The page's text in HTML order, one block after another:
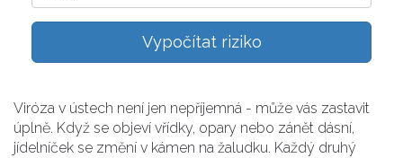
Vypočítat riziko
Viróza v ústech není jen nepříjemná - může vás zastavit
úplně. Když se objeví vřídky, opary nebo zánět dásní,
jídelníček se změní v kámen na žaludku. Každý druhý